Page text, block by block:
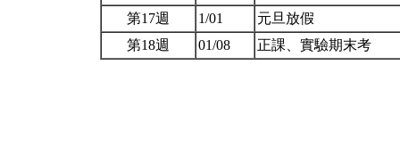
第17週
1/01
元旦放假
第18週
01/08 正課、實驗期末考